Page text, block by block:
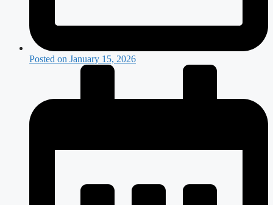
Posted on January 15, 2026